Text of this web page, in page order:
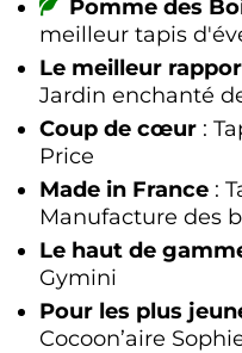
Pomme des
meilleur tapis
Le meilleur
Jardin enchanté
Coup de cœur :
Price
Made in France :
Manufacture des
Le haut de
Gymini
Pour les plus
Cocoon’aire